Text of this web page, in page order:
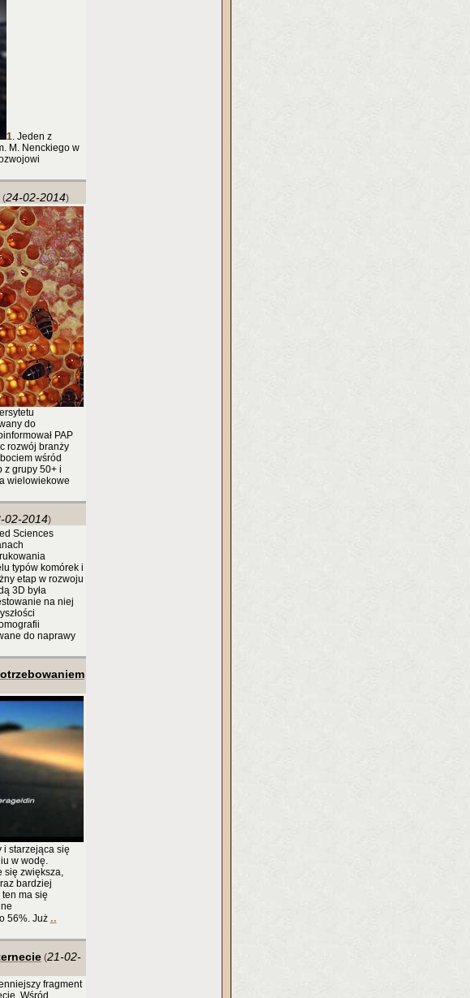
1. Jeden z
M. Nenckiego w
(24-02-2014)
do
PAP
rozwój branży
wśród
z grupy 50+ i
wielowiekowe
02-2014)
Sciences
typów komórek i
etap w rozwoju
3D była
na niej
do naprawy
i starzejąca się
w wodę.
się zwiększa,
bardziej
ma się
56%. Już ..
(21-02-
fragment
Wśród